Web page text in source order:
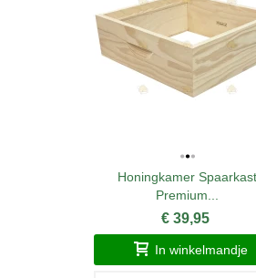
Honingkamer Spaarkast
Premium...
€ 39,95
In winkelmandje